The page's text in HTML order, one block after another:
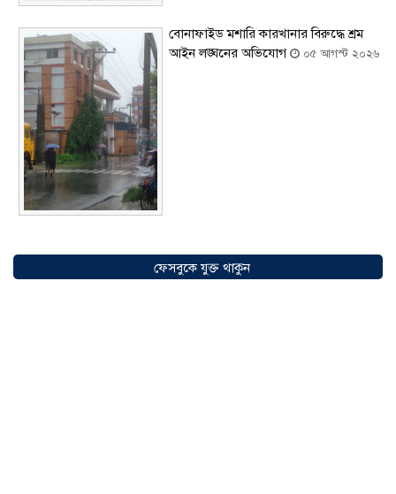
বোনাফাইড মশারি কারখানার বিরুদ্ধে শ্রম
আইন লঙ্ঘনের অভিযোগ
০৫ আগস্ট ২০২৬
অগ্রযাত্রায় নতুন অধ্যায়, উদ্বোধন হলো ‘শিফা
মোহাম্মদিয়া ফিশারিজ’
০৫ আগস্ট ২০২৬
ফেসবুকে যুক্ত থাকুন